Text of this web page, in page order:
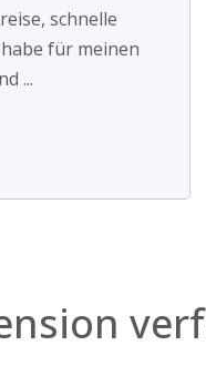
schnelle
für meinen
...